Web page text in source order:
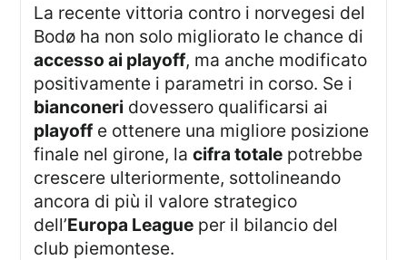
La recente vittoria contro i norvegesi del
Bodø ha non solo migliorato le chance di
accesso ai playoff, ma anche modificato
positivamente i parametri in corso. Se i
bianconeri dovessero qualificarsi ai
playoff e ottenere una migliore posizione
finale nel girone, lacifra totale potrebbe
crescere ulteriormente, sottolineando
ancora di più il valore strategico
dell’Europa League per il bilancio del
club piemontese.